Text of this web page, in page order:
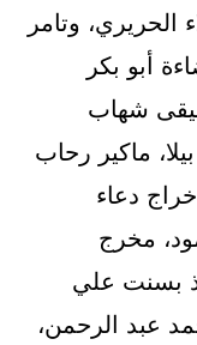
الحريري، وتامر
أبو بكر
شهاب
ماكير رحاب
دعاء
مخرج
بسنت علي
عبد الرحمن،